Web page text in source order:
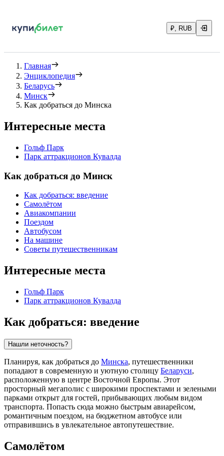
₽, RUB
Главная
Энциклопедия
Беларусь
Минск
Как добраться до Минска
Интересные места
Гольф Парк
Парк аттракционов Кувалда
Как добраться до Минск
Как добраться: введение
Самолётом
Авиакомпании
Поездом
Автобусом
На машине
Советы путешественникам
Интересные места
Гольф Парк
Парк аттракционов Кувалда
Как добраться: введение
Нашли неточность?
Планируя, как добраться до Минска, путешественники
попадают в современную и уютную столицу Беларуси,
расположенную в центре Восточной Европы. Этот
просторный мегаполис с широкими проспектами и зелеными
парками открыт для гостей, прибывающих любым видом
транспорта. Попасть сюда можно быстрым авиарейсом,
романтичным поездом, на бюджетном автобусе или
отправившись в увлекательное автопутешествие.
Самолётом